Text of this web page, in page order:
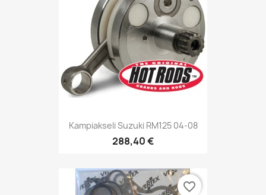
Kampiakseli Suzuki RM125 04-08
288,40 €
favorite_border